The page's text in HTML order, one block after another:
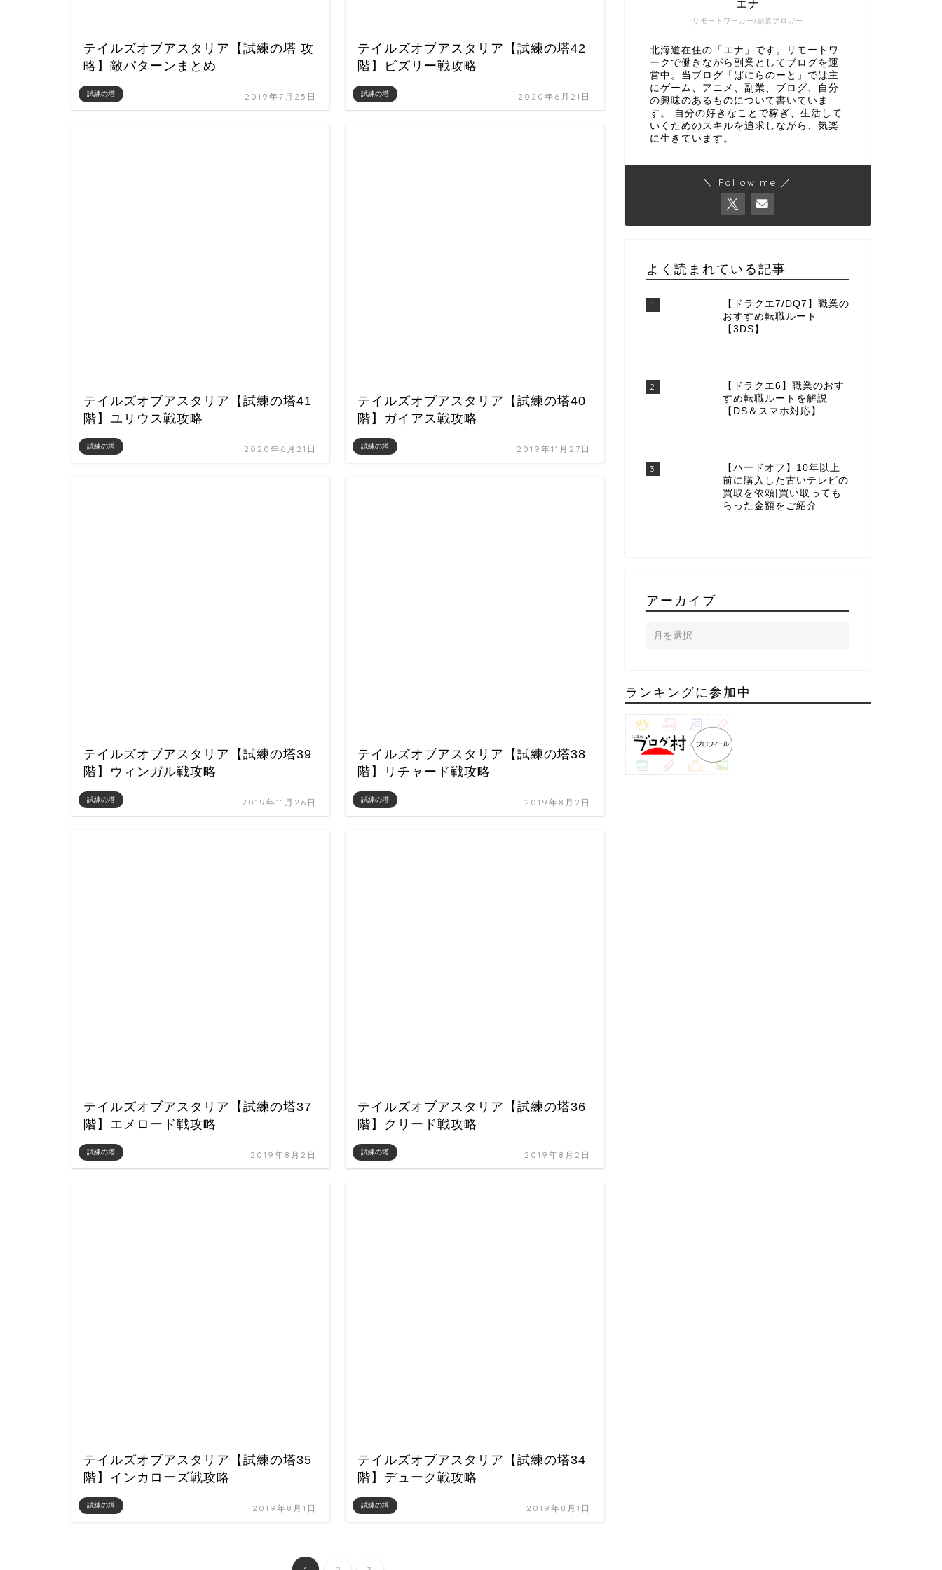
試練の塔
テイルズオブアスタリア【試練の塔 攻
略】敵パターンまとめ
2019年7月25日 試練の塔
テイルズオブアスタリア【試練の塔42
階】ビズリー戦攻略
2020年6月21日
試練の塔
テイルズオブアスタリア【試練の塔41
階】ユリウス戦攻略
2020年6月21日 試練の塔
テイルズオブアスタリア【試練の塔40
階】ガイアス戦攻略
2019年11月27日
試練の塔
テイルズオブアスタリア【試練の塔39
階】ウィンガル戦攻略
2019年11月26日 試練の塔
テイルズオブアスタリア【試練の塔38
階】リチャード戦攻略
2019年8月2日
試練の塔
テイルズオブアスタリア【試練の塔37
階】エメロード戦攻略
2019年8月2日 試練の塔
テイルズオブアスタリア【試練の塔36
階】クリード戦攻略
2019年8月2日
試練の塔
テイルズオブアスタリア【試練の塔35
階】インカローズ戦攻略
2019年8月1日 試練の塔
テイルズオブアスタリア【試練の塔34
階】デューク戦攻略
2019年8月1日
リモートワーカー/副業ブロガー
エナ
北海道在住の「エナ」です。リモートワ
ークで働きながら副業としてブログを運
営中。当ブログ「ばにらのーと」では主
にゲーム、アニメ、副業、ブログ、自分
の興味のあるものについて書いていま
す。 自分の好きなことで稼ぎ、生活して
いくためのスキルを追求しながら、気楽
に生きています。
＼ Follow me ／
よく読まれている記事
1
【ドラクエ7/DQ7】職業の
おすすめ転職ルート
【3DS】
2
【ドラクエ6】職業のおす
すめ転職ルートを解説
【DS＆スマホ対応】
3
【ハードオフ】10年以上
前に購入した古いテレビの
買取を依頼|買い取っても
らった金額をご紹介
アーカイブ
ランキングに参加中